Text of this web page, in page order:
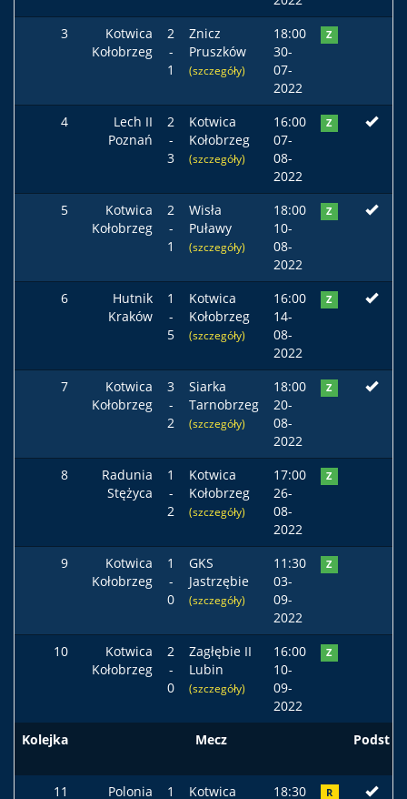
3
Kotwica
Kołobrzeg
2
-
1
Znicz
Pruszków
(szczegóły)
18:00
30-
07-
2022
Z
4
Lech II
Poznań
2
-
3
Kotwica
Kołobrzeg
(szczegóły)
16:00
07-
08-
2022
Z
5
Kotwica
Kołobrzeg
2
-
1
Wisła
Puławy
(szczegóły)
18:00
10-
08-
2022
Z
6
Hutnik
Kraków
1
-
5
Kotwica
Kołobrzeg
(szczegóły)
16:00
14-
08-
2022
Z
7
Kotwica
Kołobrzeg
3
-
2
Siarka
Tarnobrzeg
(szczegóły)
18:00
20-
08-
2022
Z
8
Radunia
Stężyca
1
-
2
Kotwica
Kołobrzeg
(szczegóły)
17:00
26-
08-
2022
Z
9
Kotwica
Kołobrzeg
1
-
0
GKS
Jastrzębie
(szczegóły)
11:30
03-
09-
2022
Z
10
Kotwica
Kołobrzeg
2
-
0
Zagłębie II
Lubin
(szczegóły)
16:00
10-
09-
2022
Z
Kolejka Mecz
Podst
11
Polonia 1 Kotwica 18:30 R